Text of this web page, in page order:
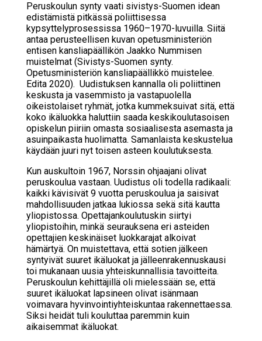
Peruskoulun synty vaati sivistys-Suomen idean
edistämistä pitkässä poliittisessa
kypsyttelyprosessissa 1960–1970-luvuilla. Siitä
antaa perusteellisen kuvan opetusministeriön
entisen kansliapäällikön Jaakko Nummisen
muistelmat (Sivistys-Suomen synty.
Opetusministeriön kansliapäällikkö muistelee.
Edita 2020). Uudistuksen kannalla oli poliittinen
keskusta ja vasemmisto ja vastapuolella
oikeistolaiset ryhmät, jotka kummeksuivat sitä, että
koko ikäluokka haluttiin saada keskikoulutasoisen
opiskelun piiriin omasta sosiaalisesta asemasta ja
asuinpaikasta huolimatta. Samanlaista keskustelua
käydään juuri nyt toisen asteen koulutuksesta.
Kun auskultoin 1967, Norssin ohjaajani olivat
peruskoulua vastaan. Uudistus oli todella radikaali:
kaikki kävisivät 9 vuotta peruskoulua ja saisivat
mahdollisuuden jatkaa lukiossa sekä sitä kautta
yliopistossa. Opettajankoulutuskin siirtyi
yliopistoihin, minkä seurauksena eri asteiden
opettajien keskinäiset luokkarajat alkoivat
hämärtyä. On muistettava, että sotien jälkeen
syntyivät suuret ikäluokat ja jälleenrakennuskausi
toi mukanaan uusia yhteiskunnallisia tavoitteita.
Peruskoulun kehittäjillä oli mielessään se, että
suuret ikäluokat lapsineen olivat isänmaan
voimavara hyvinvointiyhteiskuntaa rakennettaessa.
Siksi heidät tuli kouluttaa paremmin kuin
aikaisemmat ikäluokat.